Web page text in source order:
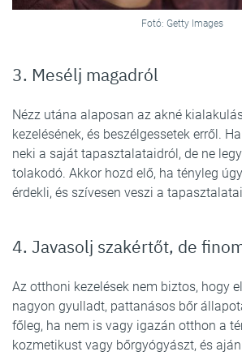
Fotó: Getty Images
3. Mesélj magadról
Nézz utána alaposan az akné
kezelésének, és beszélgessetek erről.
neki a saját tapasztalataidról, de ne
tolakodó. Akkor hozd elő, ha tényleg
érdekli, és szívesen veszi a
4. Javasolj szakértőt, de
Az otthoni kezelések nem biztos, hogy
nagyon gyulladt, pattanásos bőr
főleg, ha nem is vagy igazán otthon a
kozmetikust vagy bőrgyógyászt, és